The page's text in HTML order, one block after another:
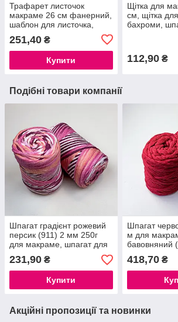
Трафарет листочок
макраме 26 см фанерний,
шаблон для листочка,
макраме
251,40 ₴
Купити
Щітка для
см, щітка
бахроми,
112,90₴
Подібні товари компанії
Шпагат градієнт рожевий
персик (911) 2 мм 250г
для макраме, шпагат для
плетіння макраме
231,90 ₴
Купити
Шпагат
м для
бавовняний
418,70₴
Акційні пропозиції та новинки